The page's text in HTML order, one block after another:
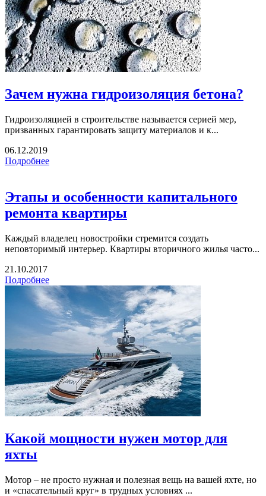
Зачем нужна гидроизоляция бетона?
Гидроизоляцией в строительстве называется серией мер,
призванных гарантировать защиту материалов и к...
06.12.2019
Подробнее
Этапы и особенности капитального
ремонта квартиры
Каждый владелец новостройки стремится создать
неповторимый интерьер. Квартиры вторичного жилья часто...
21.10.2017
Подробнее
Какой мощности нужен мотор для
яхты
Мотор – не просто нужная и полезная вещь на вашей яхте, но
и «спасательный круг» в трудных условиях ...